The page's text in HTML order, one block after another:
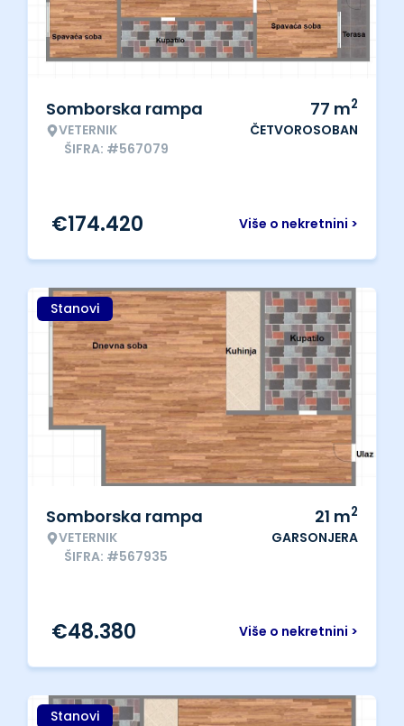
Somborska rampa
VETERNIK
ŠIFRA: #567079
77 m2
ČETVOROSOBAN
Više o nekretnini >
€174.420
Stanovi
Somborska rampa
VETERNIK
ŠIFRA: #567935
21 m2
GARSONJERA
Više o nekretnini >
€48.380
Stanovi